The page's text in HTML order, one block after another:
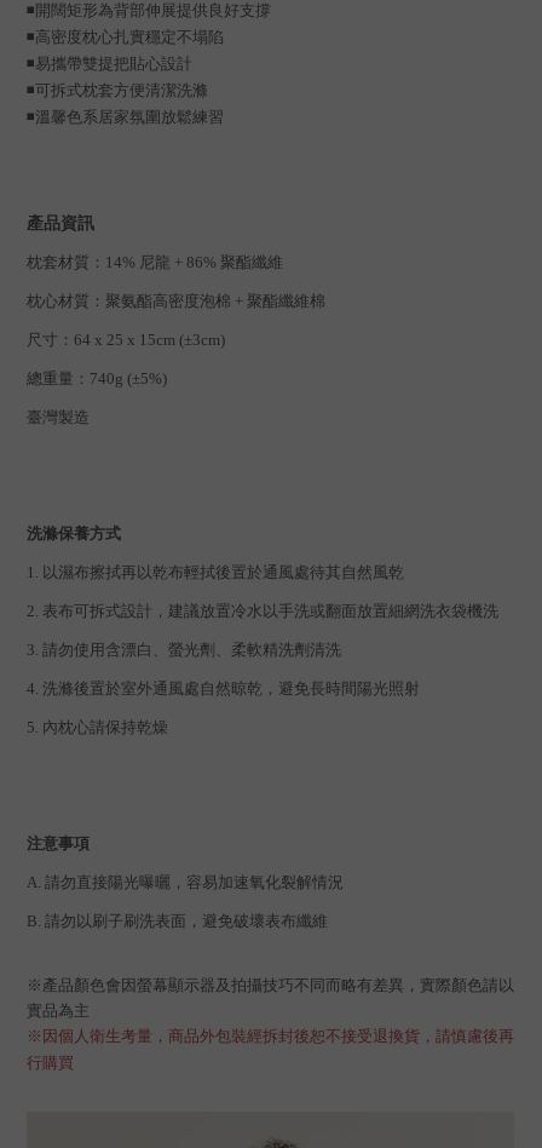
◾ 開闊矩形為背部伸展提供良好支撐
◾高密度枕心扎實穩定不塌陷
◾易攜帶雙提把貼心設計
◾可拆式枕套方便清潔洗滌
◾溫馨色系居家氛圍放鬆練習
產品資訊
枕套材質：14% 尼龍 + 86% 聚酯纖維
枕心材質：聚氨酯高密度泡棉 + 聚酯纖維棉
尺寸 ： 64 x 25 x 15cm (±3cm)
總重量 ： 740g (±5%)
臺灣製造
洗滌保養方式
1. 以濕布擦拭再以乾布輕拭後置於通風處待其自然風乾
2. 表布可拆式設計，建議放置冷水以手洗或翻面放置細網洗衣袋機洗
3. 請勿使用含漂白、螢光劑、柔軟精洗劑清洗
4. 洗滌後置於室外通風處自然晾乾，避免長時間陽光照射
5. 內枕心請保持乾燥
注意事項
A. 請勿直接陽光曝曬，容易加速氧化裂解情況
B. 請勿以刷子刷洗表面，避免破壞表布纖維
※ 產品顏色會因螢幕顯示器及拍攝技巧不同而略有差異，實際顏色請以
實品為主
※因個人衛生考量，商品外包裝經拆封後恕不接受退換貨，請慎慮後再
行購買